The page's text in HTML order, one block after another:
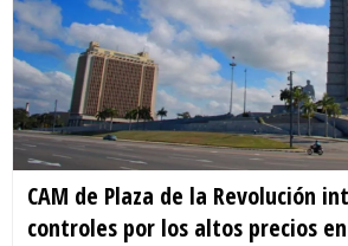
CAM de Plaza de la Revolución
controles por los altos precios